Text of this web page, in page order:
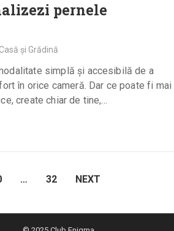
pernele
Casă și Grădină
simplă și accesibilă de a
în orice cameră. Dar ce poate fi mai
create chiar de tine,…
… 32 NEXT